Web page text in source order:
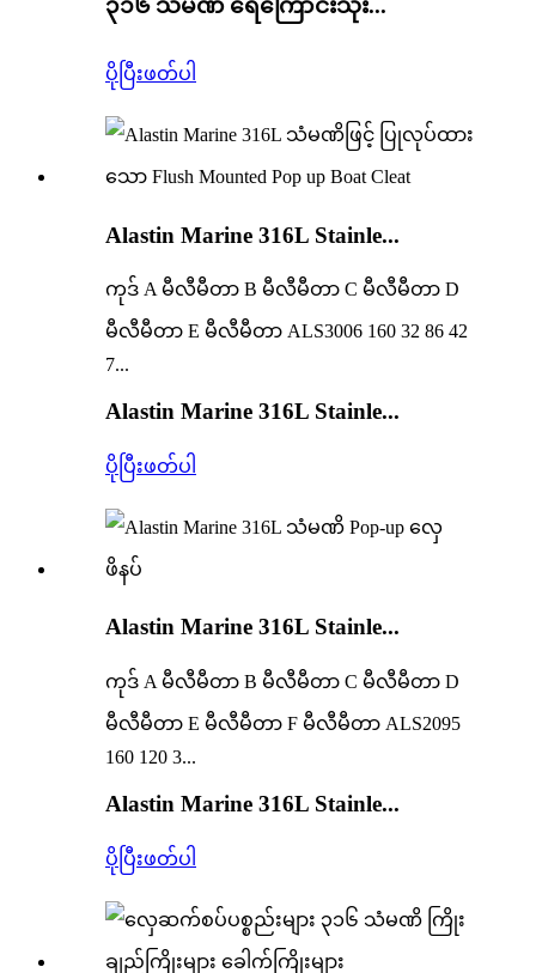
၃၁၆ သံမဏိ ရေကြောင်းသုံး...
ပိုပြီးဖတ်ပါ
Alastin Marine 316L Stainle...
ကုဒ် A မီလီမီတာ B မီလီမီတာ C မီလီမီတာ D
မီလီမီတာ E မီလီမီတာ ALS3006 160 32 86 42
7...
Alastin Marine 316L Stainle...
ပိုပြီးဖတ်ပါ
Alastin Marine 316L Stainle...
ကုဒ် A မီလီမီတာ B မီလီမီတာ C မီလီမီတာ D
မီလီမီတာ E မီလီမီတာ F မီလီမီတာ ALS2095
160 120 3...
Alastin Marine 316L Stainle...
ပိုပြီးဖတ်ပါ